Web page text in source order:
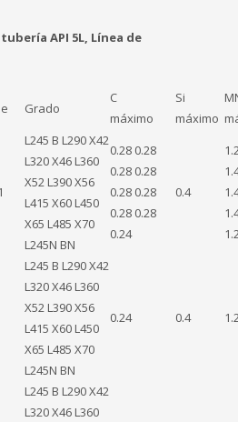
API 5L, Línea de
Grado
C Si
máximo
máximo
L245 B L290 X42
L320 X46 L360
X52 L390 X56
L415 X60 L450
X65 L485 X70
L245N BN
0.28 0.28
0.28 0.28
0.28 0.28
0.28 0.28
0.24
0.4
L245 B L290 X42
L320 X46 L360
X52 L390 X56
L415 X60 L450
X65 L485 X70
L245N BN
0.24 0.4
L245 B L290 X42
L320 X46 L360